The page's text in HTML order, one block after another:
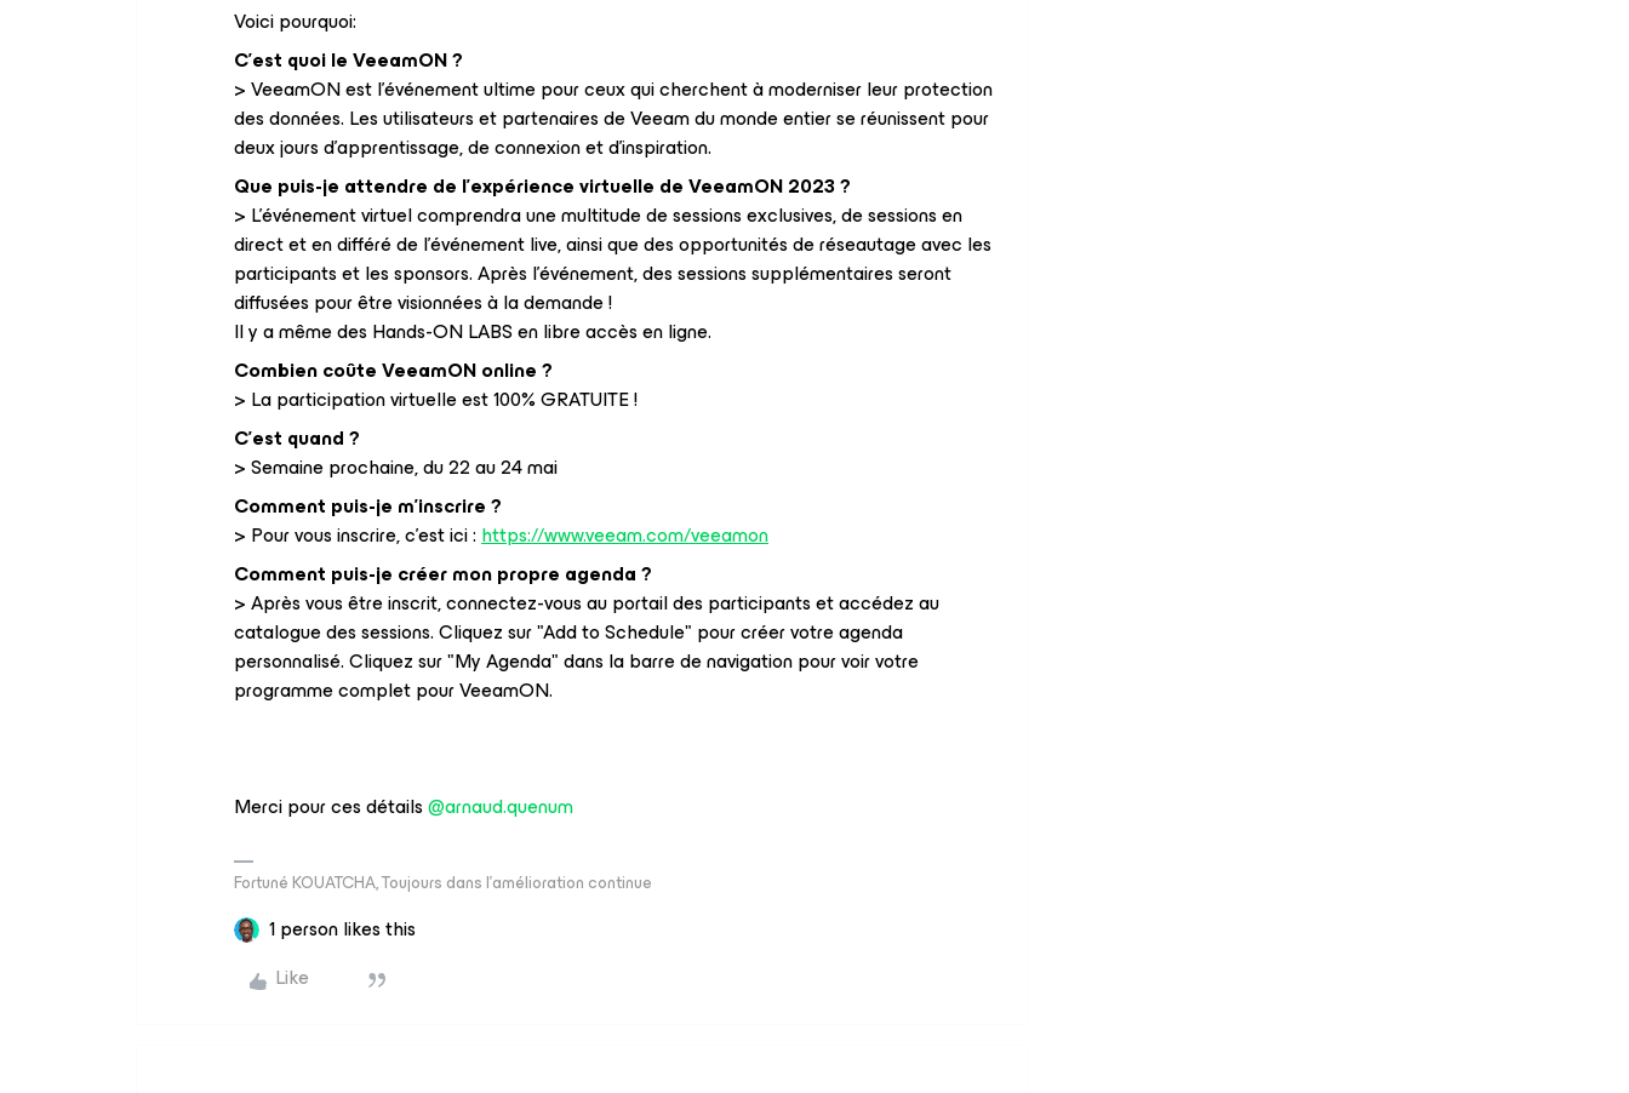
Voici pourquoi:
C’est quoi le VeeamON ?
> VeeamON est l'événement ultime pour ceux qui cherchent à moderniser leur protection
des données. Les utilisateurs et partenaires de Veeam du monde entier se réunissent pour
deux jours d'apprentissage, de connexion et d'inspiration.
Que puis-je attendre de l'expérience virtuelle de VeeamON 2023 ?
> L'événement virtuel comprendra une multitude de sessions exclusives, de sessions en
direct et en différé de l'événement live, ainsi que des opportunités de réseautage avec les
participants et les sponsors. Après l'événement, des sessions supplémentaires seront
diffusées pour être visionnées à la demande !
Il y a même des Hands-ON LABS en libre accès en ligne.
Combien coûte VeeamON online ?
> La participation virtuelle est 100% GRATUITE !
C’est quand ?
> Semaine prochaine, du 22 au 24 mai
Comment puis-je m'inscrire ?
> Pour vous inscrire, c’est ici :https://www.veeam.com/veeamon
Comment puis-je créer mon propre agenda ?
> Après vous être inscrit, connectez-vous au portail des participants et accédez au
catalogue des sessions. Cliquez sur "Add to Schedule" pour créer votre agenda
personnalisé. Cliquez sur "My Agenda" dans la barre de navigation pour voir votre
programme complet pour VeeamON.
Merci pour ces détails@arnaud.quenum
Fortuné KOUATCHA, Toujours dans l'amélioration continue
1 person likes this
Like